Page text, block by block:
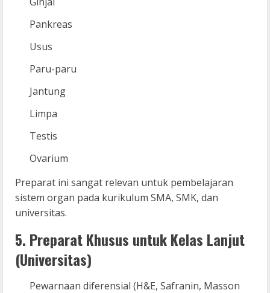
Pankreas
Usus
Paru-paru
Jantung
Limpa
Testis
Ovarium
Preparat ini sangat relevan untuk pembelajaran
sistem organ pada kurikulum SMA, SMK, dan
universitas.
5. Preparat Khusus untuk Kelas Lanjut
(Universitas)
Pewarnaan diferensial (H&E, Safranin, Masson